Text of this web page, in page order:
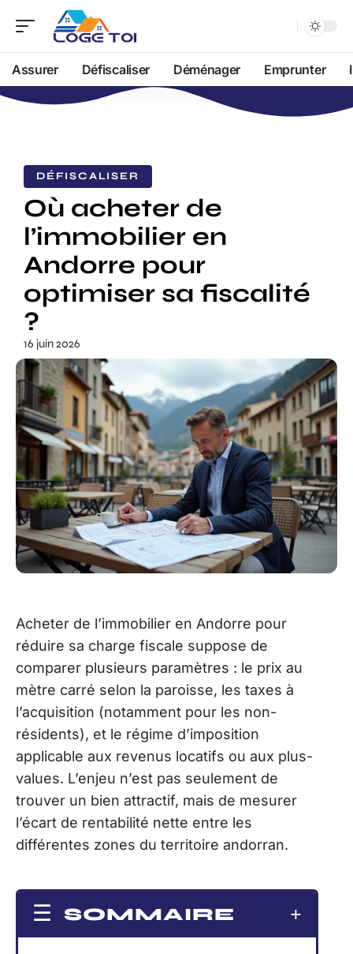
Assurer Défiscaliser Déménager Emprunter
DÉFISCALISER
Où acheter de
l’immobilier en
Andorre pour
optimiser sa fiscalité
?
16 juin 2026
Acheter de l’immobilier en Andorre pour
réduire sa charge fiscale suppose de
comparer plusieurs paramètres : le prix au
mètre carré selon la paroisse, les taxes à
l’acquisition (notamment pour les non-
résidents), et le régime d’imposition
applicable aux revenus locatifs ou aux plus-
values. L’enjeu n’est pas seulement de
trouver un bien attractif, mais de mesurer
l’écart de rentabilité nette entre les
différentes zones du territoire andorran.
SOMMAIRE